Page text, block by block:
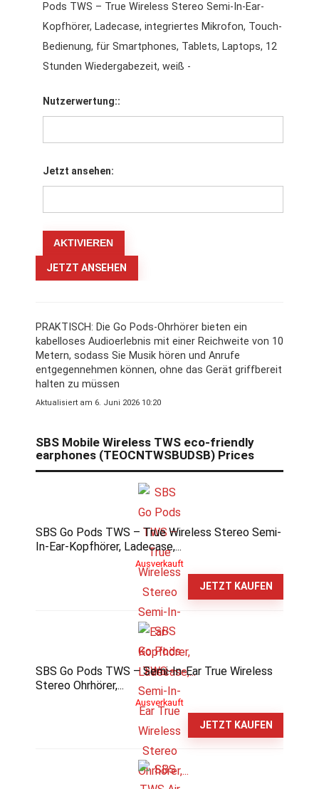
Pods TWS – True Wireless Stereo Semi-In-Ear-
Kopfhörer, Ladecase, integriertes Mikrofon, Touch-
Bedienung, für Smartphones, Tablets, Laptops, 12
Stunden Wiedergabezeit, weiß -
Nutzerwertung::
Jetzt ansehen:
JETZT ANSEHEN
PRAKTISCH: Die Go Pods-Ohrhörer bieten ein
kabelloses Audioerlebnis mit einer Reichweite von 10
Metern, sodass Sie Musik hören und Anrufe
entgegennehmen können, ohne das Gerät griffbereit
halten zu müssen
Aktualisiert am 6. Juni 2026 10:20
SBS Mobile Wireless TWS eco-friendly
earphones (TEOCNTWSBUDSB) Prices
SBS Go Pods TWS – True Wireless Stereo Semi-
In-Ear-Kopfhörer, Ladecase,...
Ausverkauft
JETZT KAUFEN
SBS Go Pods TWS – Semi-In-Ear True Wireless
Stereo Ohrhörer,...
Ausverkauft
JETZT KAUFEN